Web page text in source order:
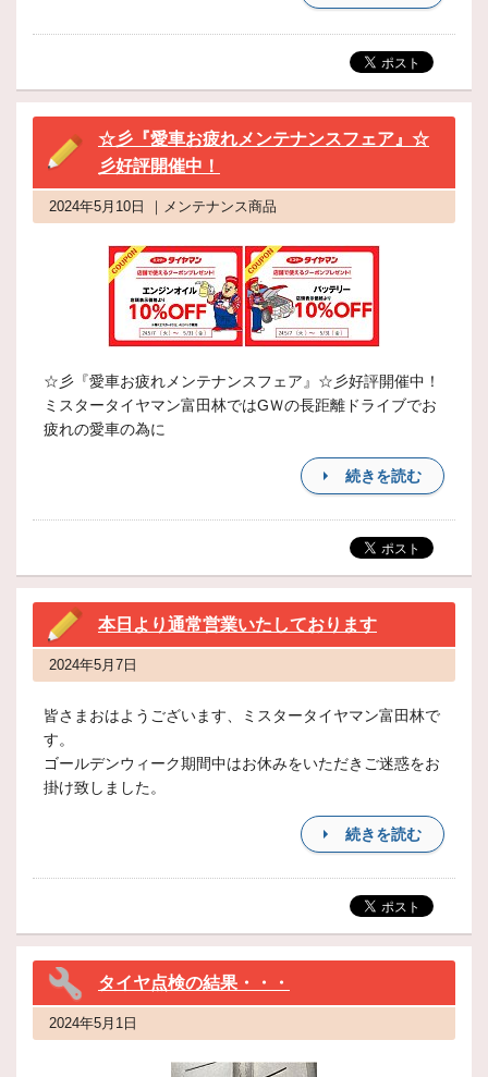
☆彡『愛車お疲れメンテナンスフェア』☆
彡好評開催中！
2024年5月10日 ｜メンテナンス商品
☆彡『愛車お疲れメンテナンスフェア』☆彡好評開催中！
ミスタータイヤマン富田林ではGＷの長距離ドライブでお
疲れの愛車の為に
続きを読む
本日より通常営業いたしております
2024年5月7日
皆さまおはようございます、ミスタータイヤマン富田林で
す。
ゴールデンウィーク期間中はお休みをいただきご迷惑をお
掛け致しました。
続きを読む
タイヤ点検の結果・・・
2024年5月1日